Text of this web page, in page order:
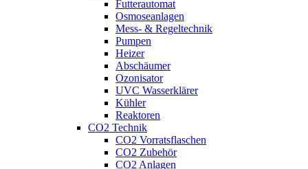
Futterautomat
Osmoseanlagen
Mess- & Regeltechnik
Pumpen
Heizer
Abschäumer
Ozonisator
UVC Wasserklärer
Kühler
Reaktoren
CO2 Technik
CO2 Vorratsflaschen
CO2 Zubehör
CO2 Anlagen